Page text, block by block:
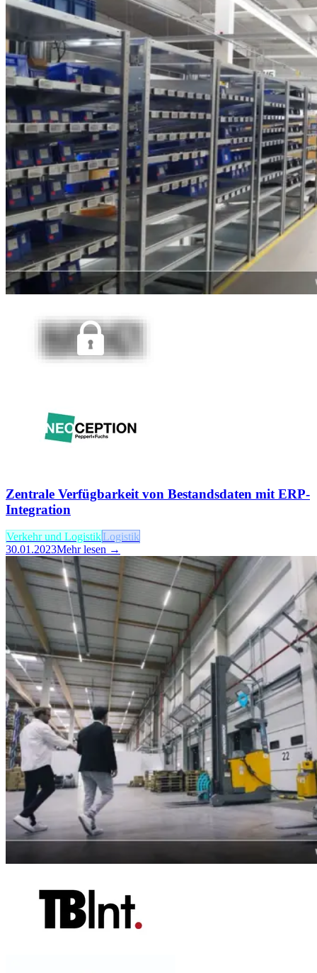
Zentrale Verfügbarkeit von Bestandsdaten mit ERP-
Integration
Verkehr und LogistikLogistik
30.01.2023Mehr lesen →